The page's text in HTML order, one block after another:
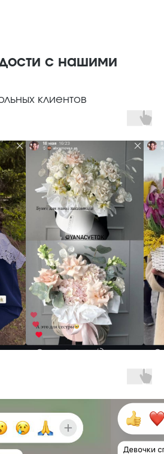
с нашими
клиентов